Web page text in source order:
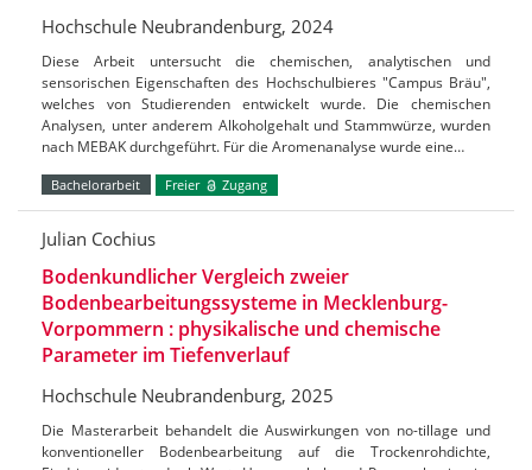
Hochschule Neubrandenburg, 2024
Diese Arbeit untersucht die chemischen, analytischen und
sensorischen Eigenschaften des Hochschulbieres "Campus Bräu",
welches von Studierenden entwickelt wurde. Die chemischen
Analysen, unter anderem Alkoholgehalt und Stammwürze, wurden
nach MEBAK durchgeführt. Für die Aromenanalyse wurde eine…
Bachelorarbeit Freier Zugang
Julian Cochius
Bodenkundlicher Vergleich zweier
Bodenbearbeitungssysteme in Mecklenburg-
Vorpommern : physikalische und chemische
Parameter im Tiefenverlauf
Hochschule Neubrandenburg, 2025
Die Masterarbeit behandelt die Auswirkungen von no-tillage und
konventioneller Bodenbearbeitung auf die Trockenrohdichte,